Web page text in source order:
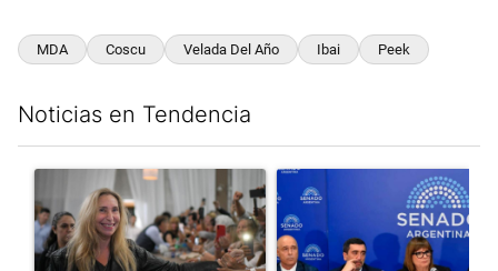
MDA Coscu Velada Del Año Ibai Peek
Noticias en Tendencia
Un artículo de tendencia con el título "Karina Milei vuelve al
Un artículo de tendencia con